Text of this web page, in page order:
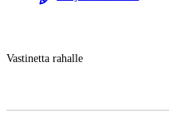
Vastinetta rahalle